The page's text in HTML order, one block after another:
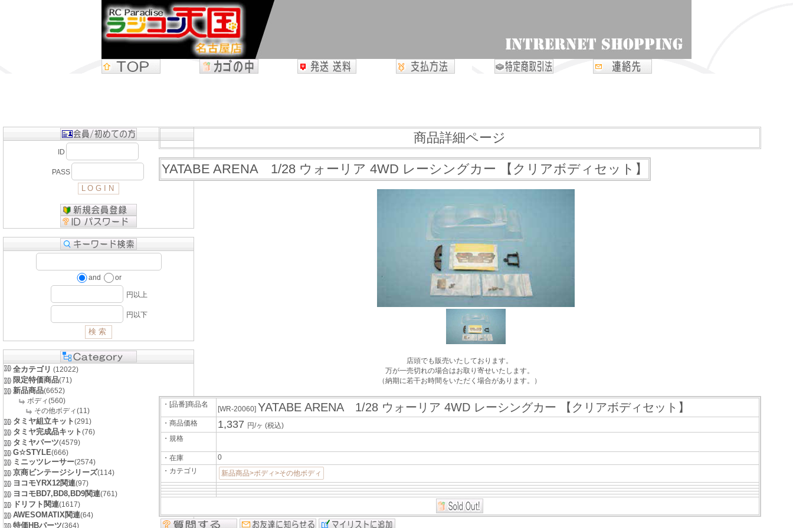
ID
PASS
and or
円以上
円以下
全カテゴリ (12022)
限定特価商品(71)
新品商品(6652)
ボディ(560)
その他ボディ(11)
タミヤ組立キット(291)
タミヤ完成品キット(76)
タミヤパーツ(4579)
G☆STYLE(666)
ミニッツレーサー(2574)
京商ビンテージシリーズ(114)
ヨコモYRX12関連(97)
ヨコモBD7,BD8,BD9関連(761)
ドリフト関連(1617)
AWESOMATIX関連(64)
特価HBパーツ(364)
商品詳細ページ
YATABE ARENA 1/28 ウォーリア 4WD レーシングカー 【クリアボディセット】
店頭でも販売いたしております。
万が一売切れの場合はお取り寄せいたします。
（納期に若干お時間をいただく場合があります。）
・[品番]商品名
[WR-20060] YATABE ARENA 1/28 ウォーリア 4WD レーシングカー 【クリアボディセット】
・商品価格 1,337 円/ヶ (税込)
・規格
・在庫
0
・カテゴリ
新品商品>ボディ>その他ボディ